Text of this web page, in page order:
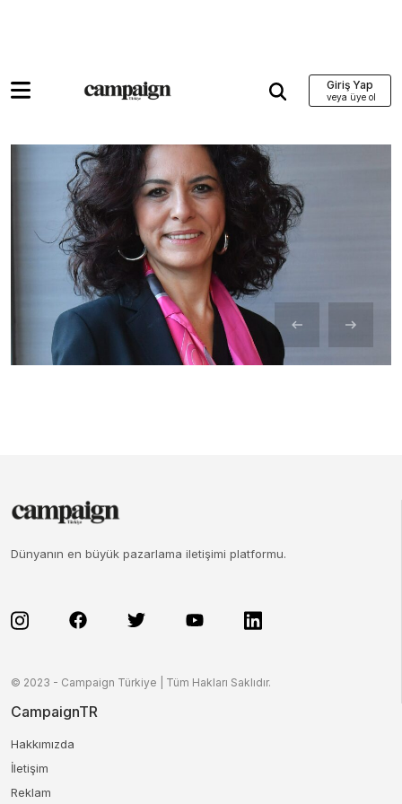
Giriş Yap
Dünyanın en büyük pazarlama iletişimi platformu.
© 2023 - Campaign Türkiye | Tüm Hakları Saklıdır.
CampaignTR
Hakkımızda
İletişim
Reklam